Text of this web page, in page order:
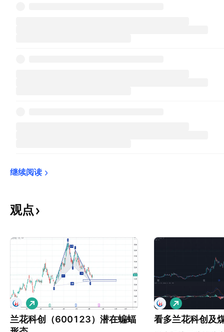
继续阅读
观点
兰花科创（600123）潜在蝙蝠
做
多
看多兰花科创及
做
多